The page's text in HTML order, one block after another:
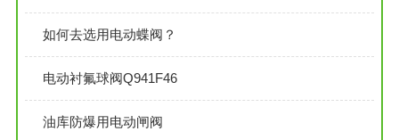
如何去选用电动蝶阀？
电动衬氟球阀Q941F46
油库防爆用电动闸阀